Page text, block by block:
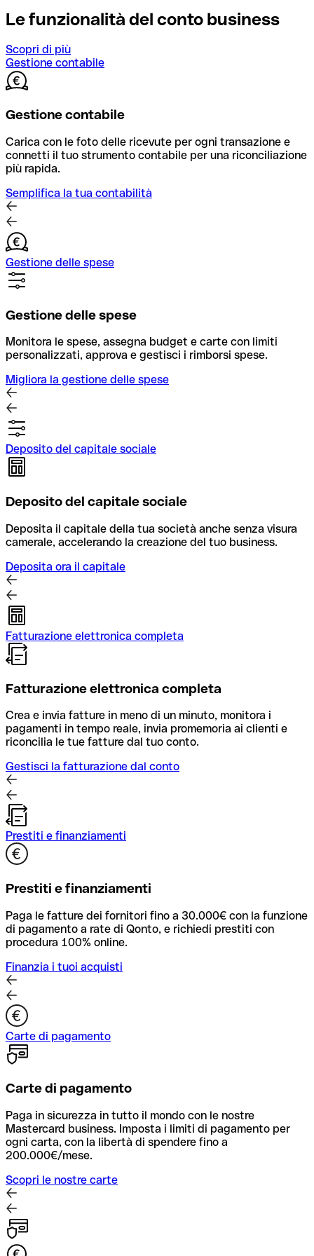
Le funzionalità del conto business
Scopri di più
Gestione contabile
Gestione contabile
Carica con le foto delle ricevute per ogni transazione e
connetti il tuo strumento contabile per una riconciliazione
più rapida.
Semplifica la tua contabilità
Gestione delle spese
Gestione delle spese
Monitora le spese, assegna budget e carte con limiti
personalizzati, approva e gestisci i rimborsi spese.
Migliora la gestione delle spese
Deposito del capitale sociale
Deposito del capitale sociale
Deposita il capitale della tua società anche senza visura
camerale, accelerando la creazione del tuo business.
Deposita ora il capitale
Fatturazione elettronica completa
Fatturazione elettronica completa
Crea e invia fatture in meno di un minuto, monitora i
pagamenti in tempo reale, invia promemoria ai clienti e
riconcilia le tue fatture dal tuo conto.
Gestisci la fatturazione dal conto
Prestiti e finanziamenti
Prestiti e finanziamenti
Paga le fatture dei fornitori fino a 30.000€ con la funzione
di pagamento a rate di Qonto, e richiedi prestiti con
procedura 100% online.
Finanzia i tuoi acquisti
Carte di pagamento
Carte di pagamento
Paga in sicurezza in tutto il mondo con le nostre
Mastercard business. Imposta i limiti di pagamento per
ogni carta, con la libertà di spendere fino a
200.000€/mese.
Scopri le nostre carte